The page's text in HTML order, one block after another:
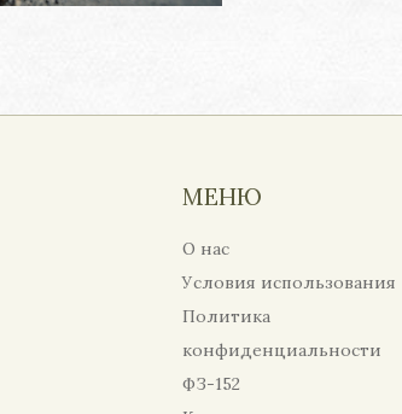
МЕНЮ
О нас
Условия использования
Политика
конфиденциальности
ФЗ-152